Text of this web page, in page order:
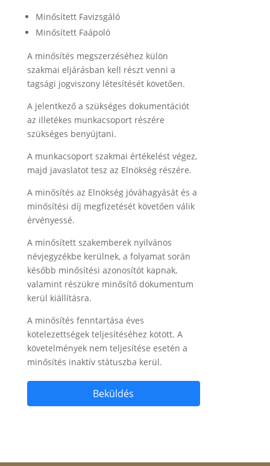
Minősített Favizsgáló
Minősített Faápoló
A minősítés megszerzéséhez külön
szakmai eljárásban kell részt venni a
tagsági jogviszony létesítését követően.
A jelentkező a szükséges dokumentációt
az illetékes munkacsoport részére
szükséges benyújtani.
A munkacsoport szakmai értékelést végez,
majd javaslatot tesz az Elnökség részére.
A minősítés az Elnökség jóváhagyását és a
minősítési díj megfizetését követően válik
érvényessé.
A minősített szakemberek nyilvános
névjegyzékbe kerülnek, a folyamat során
később minősítési azonosítót kapnak,
valamint részükre minősítő dokumentum
kerül kiállításra.
A minősítés fenntartása éves
kötelezettségek teljesítéséhez kötött. A
követelmények nem teljesítése esetén a
minősítés inaktív státuszba kerül.
Beküldés